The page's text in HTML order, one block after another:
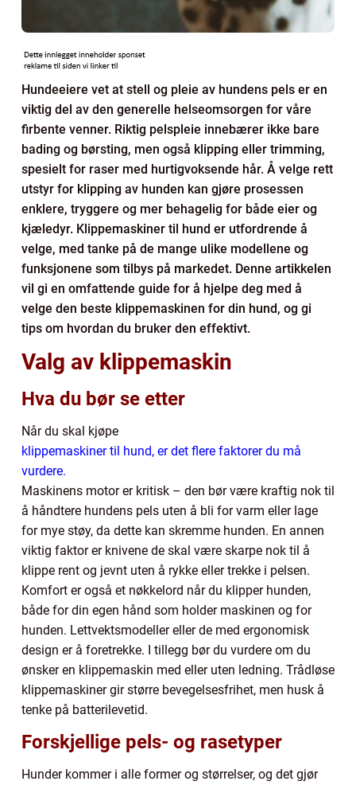
Hundeeiere vet at stell og pleie av hundens pels er en
viktig del av den generelle helseomsorgen for våre
firbente venner. Riktig pelspleie innebærer ikke bare
bading og børsting, men også klipping eller trimming,
spesielt for raser med hurtigvoksende hår. Å velge rett
utstyr for klipping av hunden kan gjøre prosessen
enklere, tryggere og mer behagelig for både eier og
kjæledyr. Klippemaskiner til hund er utfordrende å
velge, med tanke på de mange ulike modellene og
funksjonene som tilbys på markedet. Denne artikkelen
vil gi en omfattende guide for å hjelpe deg med å
velge den beste klippemaskinen for din hund, og gi
tips om hvordan du bruker den effektivt.
Valg av klippemaskin
Hva du bør se etter
Når du skal kjøpe
klippemaskiner til hund, er det flere faktorer du må
vurdere.
Maskinens motor er kritisk – den bør være kraftig nok til
å håndtere hundens pels uten å bli for varm eller lage
for mye støy, da dette kan skremme hunden. En annen
viktig faktor er knivene de skal være skarpe nok til å
klippe rent og jevnt uten å rykke eller trekke i pelsen.
Komfort er også et nøkkelord når du klipper hunden,
både for din egen hånd som holder maskinen og for
hunden. Lettvektsmodeller eller de med ergonomisk
design er å foretrekke. I tillegg bør du vurdere om du
ønsker en klippemaskin med eller uten ledning. Trådløse
klippemaskiner gir større bevegelsesfrihet, men husk å
tenke på batterilevetid.
Forskjellige pels- og rasetyper
Hunder kommer i alle former og størrelser, og det gjør